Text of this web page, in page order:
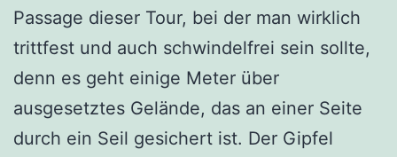
Passage dieser Tour, bei der man wirklich
trittfest und auch schwindelfrei sein sollte,
denn es geht einige Meter über
ausgesetztes Gelände, das an einer Seite
durch ein Seil gesichert ist. Der Gipfel